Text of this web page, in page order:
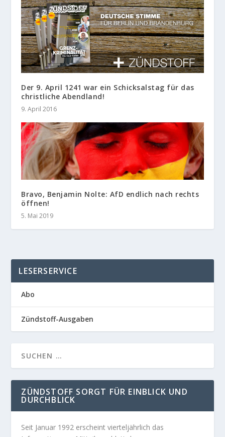
Der 9. April 1241 war ein Schicksalstag für das
christliche Abendland!
9. April 2016
Bravo, Benjamin Nolte: AfD endlich nach rechts
öffnen!
5. Mai 2019
LESERSERVICE
Abo
Zündstoff-Ausgaben
ZÜNDSTOFF SORGT FÜR EINBLICK UND
DURCHBLICK
Seit Januar 1992 erscheint vierteljährlich das